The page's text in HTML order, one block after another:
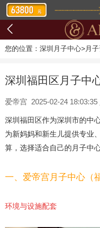
您的位置： 深圳月子中心>月
深圳福田区月子中
爱帝宫 2025-02-24 18:03:35
深圳福田区作为深圳市的中
为新妈妈和新生儿提供专业
算，选择适合自己的月子中心
一、爱帝宫月子中心（
环境与设施配套